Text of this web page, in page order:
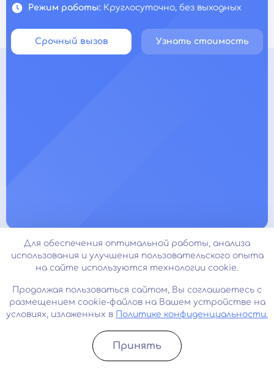
Режим работы: Круглосуточно, без выходных
Срочный вызов Узнать стоимость
Клиника психиатра-нарколога
ДОКТОРА ГЛАДЫШЕВА
Узнать стоимость Срочный вызов
Записатьcя
Для обеспечения оптимальной работы, анализа
использования и улучшения пользовательского опыта
на сайте используются технологии cookie.
Продолжая пользоваться сайтом, Вы соглашаетесь с
размещением cookie-файлов на Вашем устройстве на
условиях, изложенных в
Политике конфиденциальности.
Принять